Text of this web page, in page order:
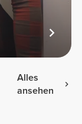
Alles
ansehen